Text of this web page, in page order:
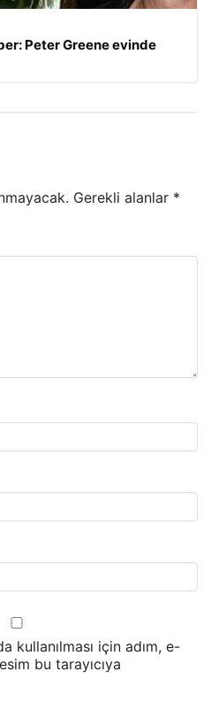
Peter Greene evinde
Gerekli alanlar *
kullanılması için adım, e-
bu tarayıcıya